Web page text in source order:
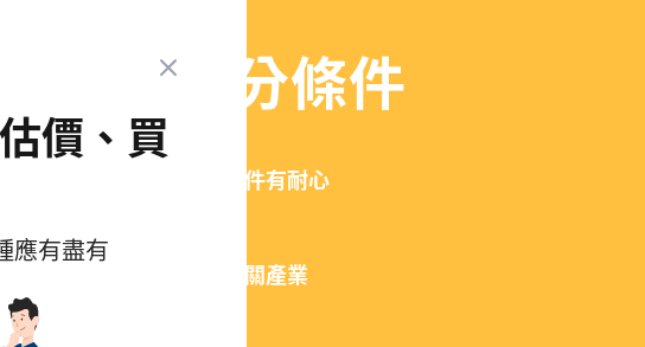
價、買
應有盡有
其他加分條件
對拆裝、組裝零件有耐心
有做過汽機車相關產業